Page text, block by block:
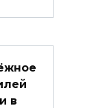
в